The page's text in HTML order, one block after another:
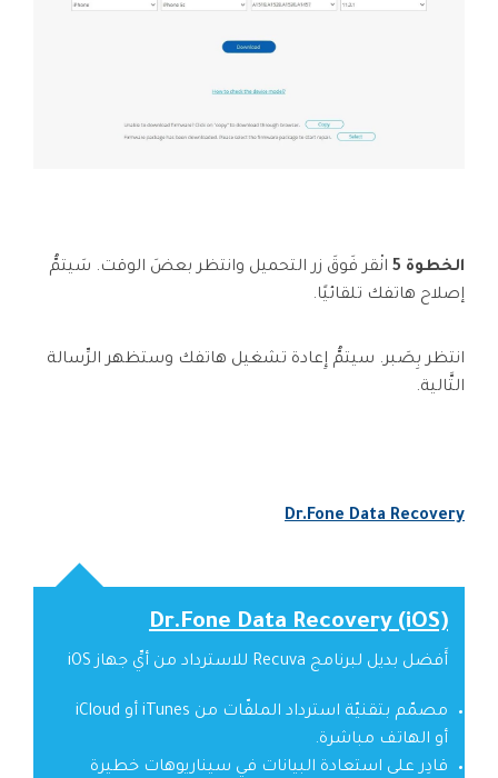
الخطوة 5
انْقر فَوقَ زر التحميل وانتظر بعضَ الوقت. سَيتمُّ
إصلاح هاتفك تلقائيًا.
انتظر بِصَبر. سيتمُّ إِعادة تشغيل هاتفك وستظهر الرِّسالة
التَّالية.
Dr.Fone Data Recovery
Dr.Fone Data Recovery (iOS)
أَفضل بديل لبرنامج Recuva للاسترداد من أيِّ جهاز iOS
مصمّم بتقنيّة استرداد الملفّات من iTunes أو iCloud
أو الهاتف مباشرة.
قادِر على استعادة البيانات في سيناريوهات خطيرة